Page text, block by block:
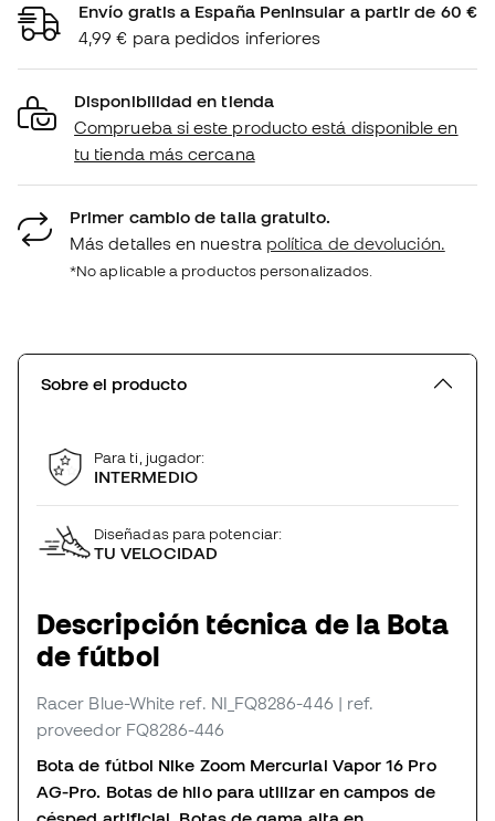
Envío gratis a España Peninsular a partir de 60 €
4,99 € para pedidos inferiores
Disponibilidad en tienda
Comprueba si este producto está disponible en
tu tienda más cercana
Primer cambio de talla gratuito.
Más detalles en nuestra política de devolución.
*No aplicable a productos personalizados.
Sobre el producto
Para ti, jugador:
INTERMEDIO
Diseñadas para potenciar:
TU VELOCIDAD
Descripción técnica de la Bota
de fútbol
Racer Blue-White ref. NI_FQ8286-446 | ref.
proveedor FQ8286-446
Bota de fútbol Nike Zoom Mercurial Vapor 16 Pro
AG-Pro. Botas de hilo para utilizar en campos de